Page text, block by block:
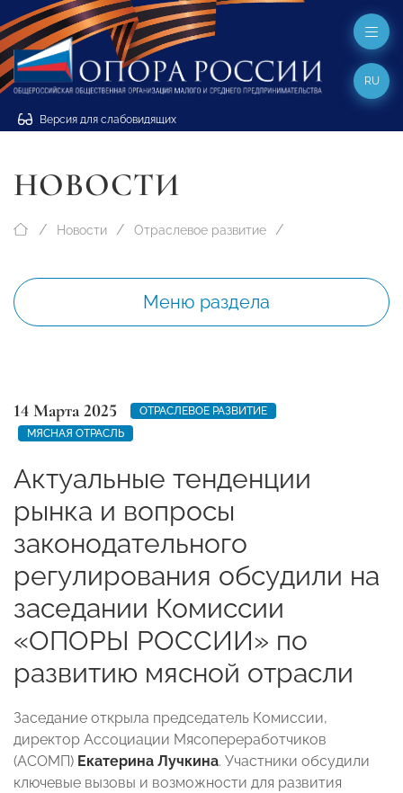
Версия для слабовидящих
RU
НОВОСТИ
Новости Отраслевое развитие
Меню раздела
14 Марта 2025
ОТРАСЛЕВОЕ РАЗВИТИЕ
МЯСНАЯ ОТРАСЛЬ
Актуальные тенденции
рынка и вопросы
законодательного
регулирования обсудили на
заседании Комиссии
«ОПОРЫ РОССИИ» по
развитию мясной отрасли
Заседание открыла председатель Комиссии,
директор Ассоциации Мясопереработчиков
(АСОМП) Екатерина Лучкина. Участники обсудили
ключевые вызовы и возможности для развития